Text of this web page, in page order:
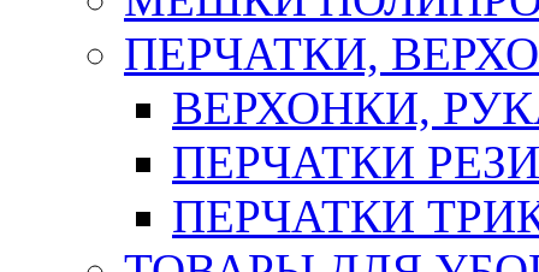
ПЕРЧАТКИ,
ВЕРХОНКИ,
ПЕРЧАТКИ
ПЕРЧАТКИ